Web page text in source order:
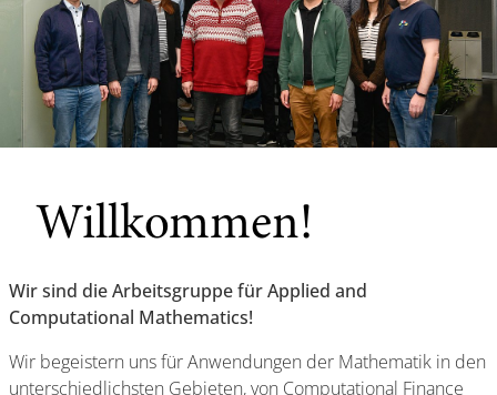
Willkommen!
Wir sind die Arbeitsgruppe für Applied and
Computational Mathematics!
Wir begeistern uns für Anwendungen der Mathematik in den
unterschiedlichsten Gebieten, von Computational Finance